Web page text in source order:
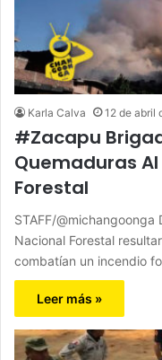
Karla Calva 12 de abril
#Zacapu
Quemaduras
Forestal
STAFF/
Nacional Forestal
combatían un incendio
Leer más »